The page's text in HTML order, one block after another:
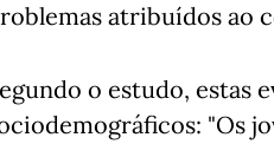
atribuídos ao
o estudo, estas
"Os